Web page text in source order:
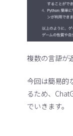
複数の言語が
今回は簡易的
るため、
でいきます。